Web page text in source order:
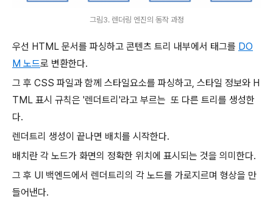
그림3. 렌더링 엔진의 동작 과정
우선 HTML 문서를 파싱하고 콘텐츠 트리 내부에서 태그를 DO
M 노드로 변환한다.
그 후 CSS 파일과 함께 스타일요소를 파싱하고, 스타일 정보와 H
TML 표시 규칙은 '렌더트리'라고 부르는 또 다른 트리를 생성한
다.
렌더트리 생성이 끝나면 배치를 시작한다.
배치란 각 노드가 화면의 정확한 위치에 표시되는 것을 의미한다.
그 후 UI 백엔드에서 렌더트리의 각 노드를 가로지르며 형상을 만
들어낸다.